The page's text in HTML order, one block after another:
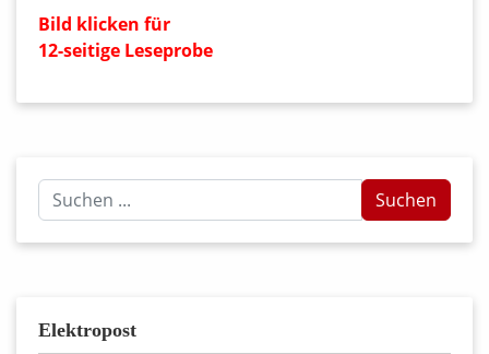
Bild klicken für
12-seitige Leseprobe
Suchen
...
Suchen
Elektropost